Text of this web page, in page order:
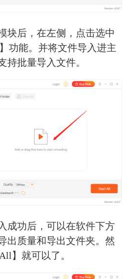
块后，在左侧，点击选中
】功能。并将文件导入进主
持批量导入文件。
成功后，可以在软件下方
出质量和导出文件夹。然
】就可以了。